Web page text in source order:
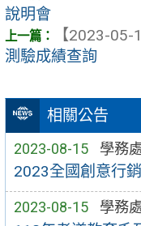
相關公告
2023-08-15 學務
2023全國創意行
2023-08-15 學務
說明會
【2023-05-
測驗成績查詢